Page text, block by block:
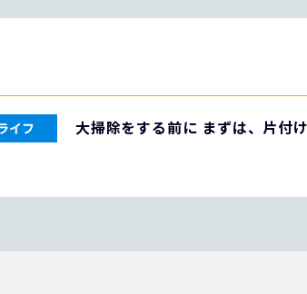
大掃除をする前に まずは、片付